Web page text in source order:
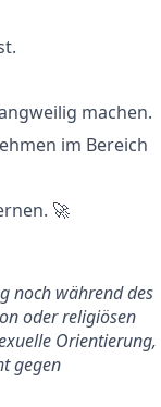
machen.
im Bereich
🚀
noch während des
oder religiösen
Orientierung,
gegen